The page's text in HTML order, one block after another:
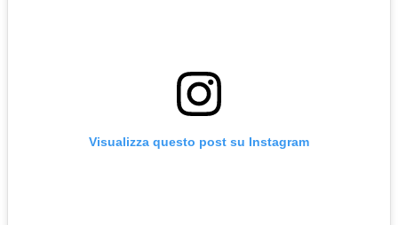
Visualizza questo post su Instagram